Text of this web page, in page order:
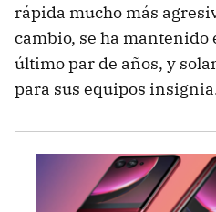
rápida mucho más
cambio, se ha mantenido
último par de años, y
para sus equipos